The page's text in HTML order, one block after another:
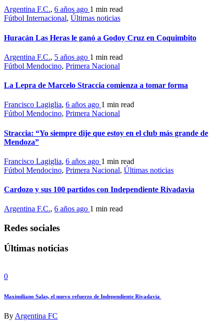
Argentina F.C., 6 años ago 1 min read
Fútbol Internacional, Últimas noticias
Huracán Las Heras le ganó a Godoy Cruz en Coquimbito
Argentina F.C., 5 años ago 1 min read
Fútbol Mendocino, Primera Nacional
La Lepra de Marcelo Straccia comienza a tomar forma
Francisco Lagiglia, 6 años ago 1 min read
Fútbol Mendocino, Primera Nacional
Straccia: “Yo siempre dije que estoy en el club más grande de
Mendoza”
Francisco Lagiglia, 6 años ago 1 min read
Fútbol Mendocino, Primera Nacional, Últimas noticias
Cardozo y sus 100 partidos con Independiente Rivadavia
Argentina F.C., 6 años ago 1 min read
Redes sociales
Últimas noticias
0
Maximiliano Salas, el nuevo refuerzo de Independiente Rivadavia
By Argentina FC